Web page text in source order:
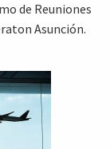
de Reuniones
Asunción.